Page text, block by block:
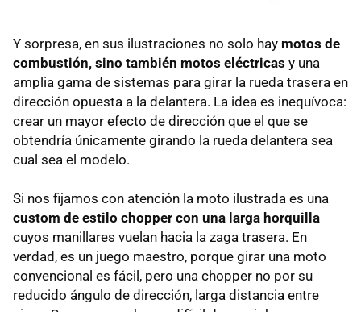
Y sorpresa, en sus ilustraciones no solo hay motos de
combustión, sino también motos eléctricas y una
amplia gama de sistemas para girar la rueda trasera en
dirección opuesta a la delantera. La idea es inequívoca:
crear un mayor efecto de dirección que el que se
obtendría únicamente girando la rueda delantera sea
cual sea el modelo.
Si nos fijamos con atención la moto ilustrada es una
custom de estilo chopper con una larga horquilla
cuyos manillares vuelan hacia la zaga trasera. En
verdad, es un juego maestro, porque girar una moto
convencional es fácil, pero una chopper no por su
reducido ángulo de dirección, larga distancia entre